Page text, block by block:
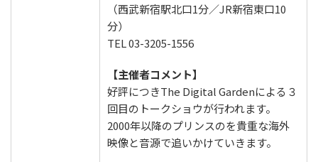
（西武新宿駅北口1分／JR新宿東口10
分）
TEL 03-3205-1556
【主催者コメント】
好評につきThe Digital Gardenによる３
回目のトークショウが行われます。
2000年以降のプリンスのを貴重な海外
映像と音源で追いかけていきます。